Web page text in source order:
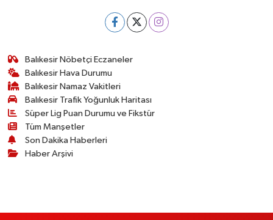
Balıkesir Nöbetçi Eczaneler
Balıkesir Hava Durumu
Balıkesir Namaz Vakitleri
Balıkesir Trafik Yoğunluk Haritası
Süper Lig Puan Durumu ve Fikstür
Tüm Manşetler
Son Dakika Haberleri
Haber Arşivi